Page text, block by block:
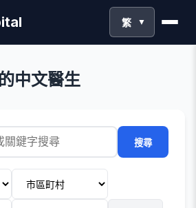
繁 ▼
中文醫生
搜尋